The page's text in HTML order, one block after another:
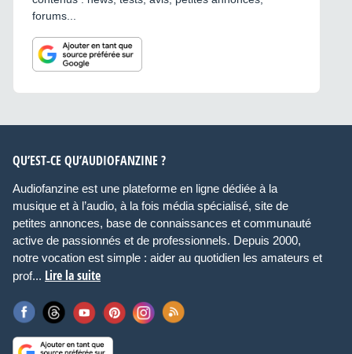
forums...
QU’EST-CE QU’AUDIOFANZINE ?
Audiofanzine est une plateforme en ligne dédiée à la
musique et à l’audio, à la fois média spécialisé, site de
petites annonces, base de connaissances et communauté
active de passionnés et de professionnels. Depuis 2000,
notre vocation est simple : aider au quotidien les amateurs et
prof... Lire la suite